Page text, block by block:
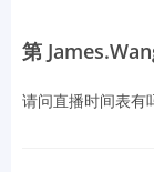
第
请问直播时间表有